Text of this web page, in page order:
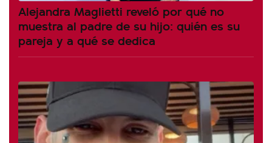
Alejandra Maglietti reveló por qué no
muestra al padre de su hijo: quién es su
pareja y a qué se dedica